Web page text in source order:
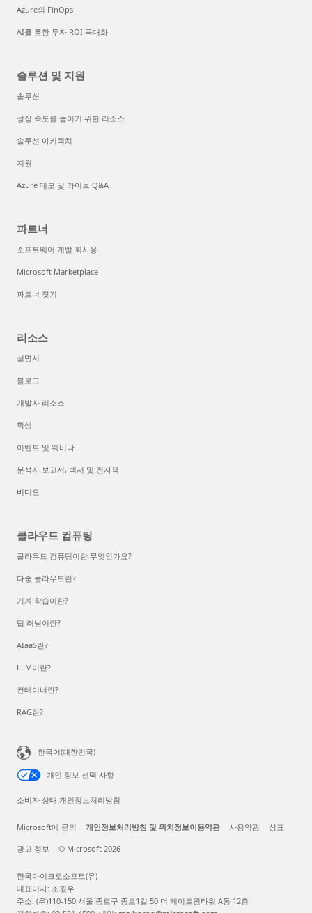
Azure의 FinOps
AI를 통한 투자 ROI 극대화
솔루션 및 지원
솔루션
성장 속도를 높이기 위한 리소스
솔루션 아키텍처
지원
Azure 데모 및 라이브 Q&A
파트너
소프트웨어 개발 회사용
Microsoft Marketplace
파트너 찾기
리소스
설명서
블로그
개발자 리소스
학생
이벤트 및 웨비나
분석자 보고서, 백서 및 전자책
비디오
클라우드 컴퓨팅
클라우드 컴퓨팅이란 무엇인가요?
다중 클라우드란?
기계 학습이란?
딥 러닝이란?
AIaaS란?
LLM이란?
컨테이너란?
RAG란?
한국어(대한민국)
개인 정보 선택 사항
소비자 상태 개인정보처리방침
Microsoft에 문의 개인정보처리방침 및 위치정보이용약관 사용약관 상표
광고 정보 © Microsoft 2026
한국마이크로소프트(유)
대표이사: 조원우
주소: (우)110-150 서울 종로구 종로1길 50 더 케이트윈타워 A동 12층